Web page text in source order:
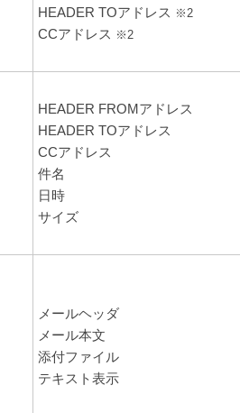
HEADER TOアドレス ※2
CCアドレス ※2
HEADER FROMアドレス
HEADER TOアドレス
CCアドレス
件名
日時
サイズ
メールヘッダ
メール本文
添付ファイル
テキスト表示